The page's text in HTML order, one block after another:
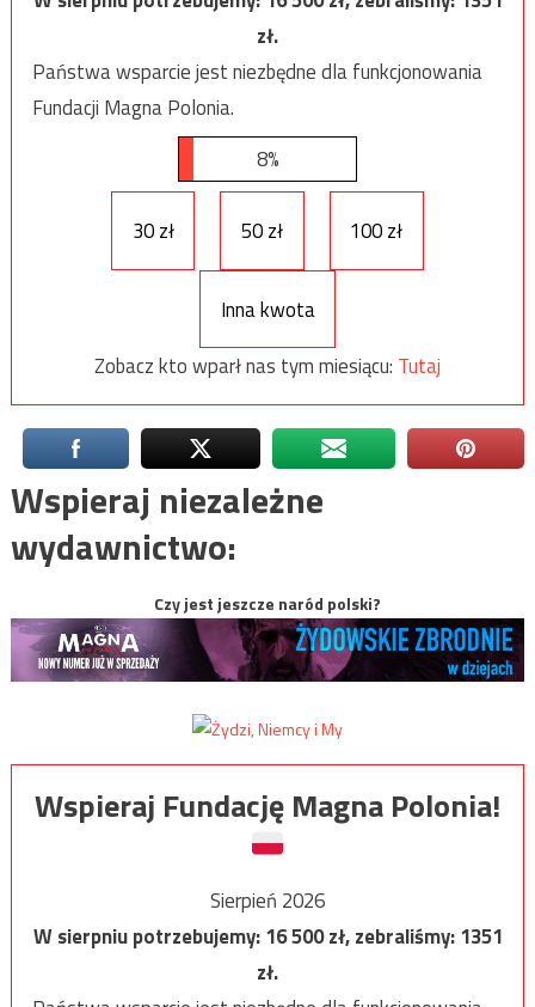
zł.
Państwa wsparcie jest niezbędne dla funkcjonowania
Fundacji Magna Polonia.
8%
30 zł 50 zł 100 zł
Inna kwota
Zobacz kto wparł nas tym miesiącu: Tutaj
Wspieraj niezależne
wydawnictwo:
Czy jest jeszcze naród polski?
Wspieraj Fundację Magna Polonia!
Sierpień 2026
W sierpniu potrzebujemy:16 500zł, zebraliśmy:1351
zł.